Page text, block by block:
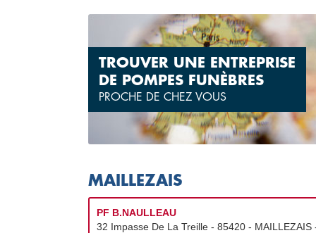
TROUVER UNE ENTREPRISE
DE POMPES FUNÈBRES
PROCHE DE CHEZ VOUS
MAILLEZAIS
PF B.NAULLEAU
32 Impasse De La Treille - 85420 -